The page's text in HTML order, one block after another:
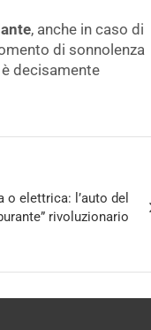
, anche in caso di
di sonnolenza
decisamente
o elettrica: l’auto del
rivoluzionario